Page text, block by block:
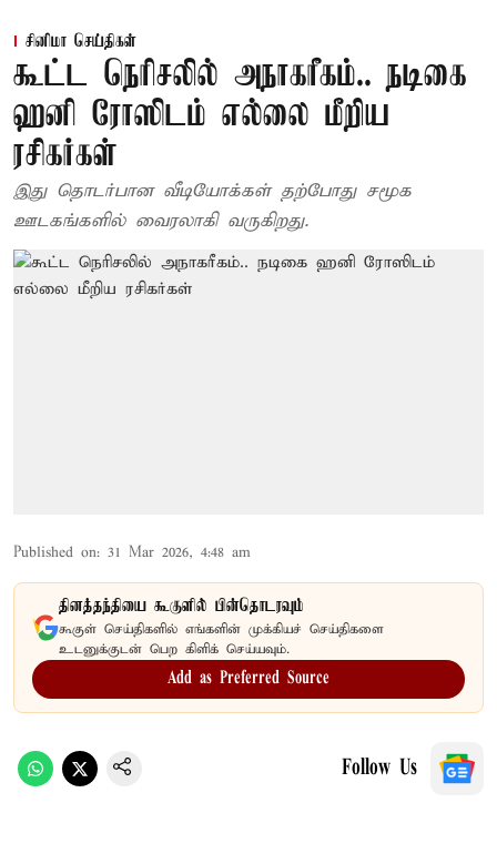
சினிமா செய்திகள்
கூட்ட நெரிசலில் அநாகரீகம்.. நடிகை
ஹனி ரோஸிடம் எல்லை மீறிய
ரசிகர்கள்
இது தொடர்பான வீடியோக்கள் தற்போது சமூக
ஊடகங்களில் வைரலாகி வருகிறது.
Published on: 31 Mar 2026, 4:48 am
தினத்தந்தியை கூகுளில் பின்தொடரவும்
கூகுள் செய்திகளில் எங்களின் முக்கியச் செய்திகளை
உடனுக்குடன் பெற கிளிக் செய்யவும்.
Add as Preferred Source
Follow Us